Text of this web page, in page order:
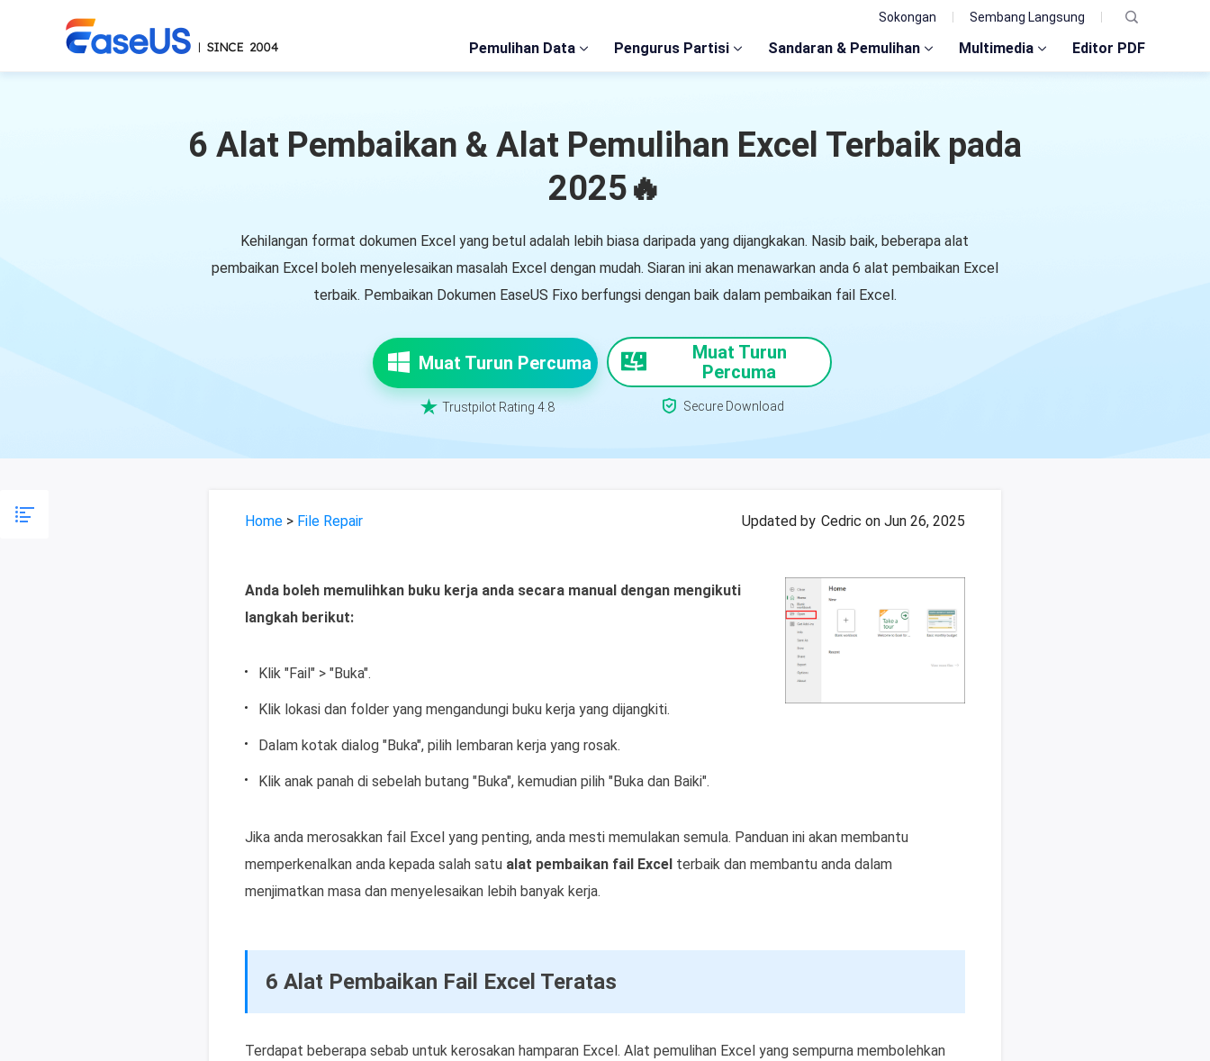
Sokongan Sembang Langsung
Pemulihan Data Pengurus Partisi Sandaran & Pemulihan Multimedia Editor PDF
6 Alat Pembaikan & Alat Pemulihan Excel Terbaik pada
2025🔥
Kehilangan format dokumen Excel yang betul adalah lebih biasa daripada yang dijangkakan. Nasib baik, beberapa alat
pembaikan Excel boleh menyelesaikan masalah Excel dengan mudah. Siaran ini akan menawarkan anda 6 alat pembaikan Excel
terbaik. Pembaikan Dokumen EaseUS Fixo berfungsi dengan baik dalam pembaikan fail Excel.
Muat Turun Percuma
 Trustpilot Rating 4.8
Muat Turun
Percuma
 Secure Download
Home > File Repair Updated by Cedric on Jun 26, 2025
Anda boleh memulihkan buku kerja anda secara manual dengan mengikuti
langkah berikut:
Klik "Fail" > "Buka".
Klik lokasi dan folder yang mengandungi buku kerja yang dijangkiti.
Dalam kotak dialog "Buka", pilih lembaran kerja yang rosak.
Klik anak panah di sebelah butang "Buka", kemudian pilih "Buka dan Baiki".
Jika anda merosakkan fail Excel yang penting, anda mesti memulakan semula. Panduan ini akan membantu
memperkenalkan anda kepada salah satu alat pembaikan fail Excel terbaik dan membantu anda dalam
menjimatkan masa dan menyelesaikan lebih banyak kerja.
6 Alat Pembaikan Fail Excel Teratas
Terdapat beberapa sebab untuk kerosakan hamparan Excel. Alat pemulihan Excel yang sempurna membolehkan